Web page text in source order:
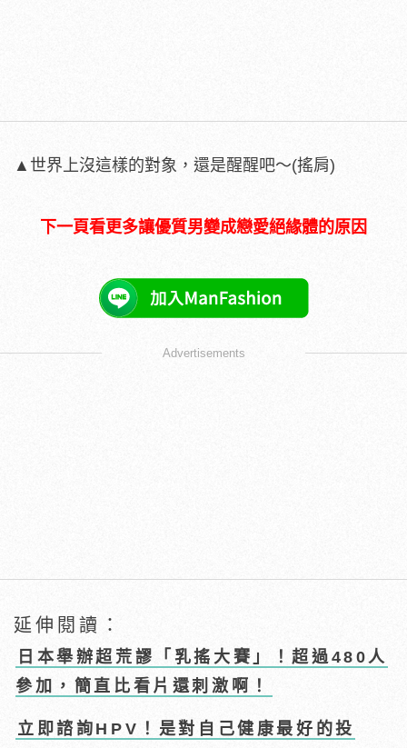
▲世界上沒這樣的對象，還是醒醒吧～(搖肩)
下一頁看更多讓優質男變成戀愛絕緣體的原因
Advertisements
延伸閱讀：
日本舉辦超荒謬「乳搖大賽」！超過480人
參加，簡直比看片還刺激啊！
立即諮詢HPV！是對自己健康最好的投